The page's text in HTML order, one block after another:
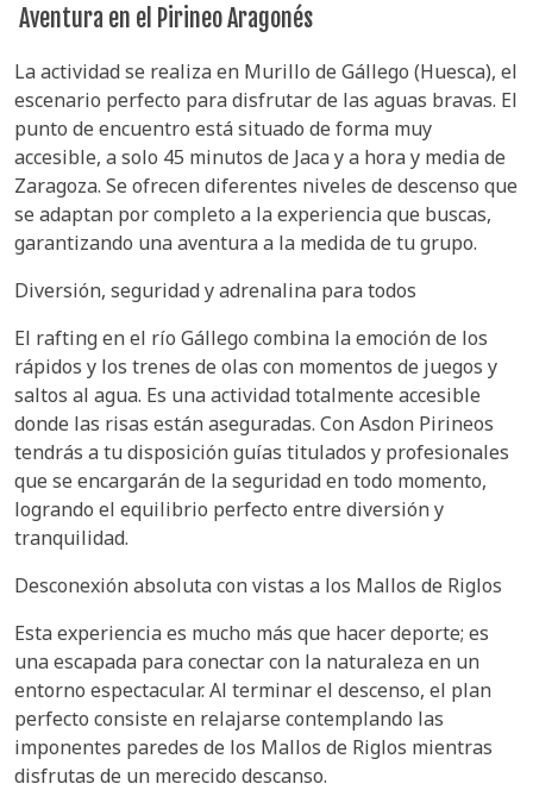
Aventura en el Pirineo Aragonés
La actividad se realiza en Murillo de Gállego (Huesca), el
escenario perfecto para disfrutar de las aguas bravas. El
punto de encuentro está situado de forma muy
accesible, a solo 45 minutos de Jaca y a hora y media de
Zaragoza. Se ofrecen diferentes niveles de descenso que
se adaptan por completo a la experiencia que buscas,
garantizando una aventura a la medida de tu grupo.
Diversión, seguridad y adrenalina para todos
El rafting en el río Gállego combina la emoción de los
rápidos y los trenes de olas con momentos de juegos y
saltos al agua. Es una actividad totalmente accesible
donde las risas están aseguradas. Con Asdon Pirineos
tendrás a tu disposición guías titulados y profesionales
que se encargarán de la seguridad en todo momento,
logrando el equilibrio perfecto entre diversión y
tranquilidad.
Desconexión absoluta con vistas a los Mallos de Riglos
Esta experiencia es mucho más que hacer deporte; es
una escapada para conectar con la naturaleza en un
entorno espectacular. Al terminar el descenso, el plan
perfecto consiste en relajarse contemplando las
imponentes paredes de los Mallos de Riglos mientras
disfrutas de un merecido descanso.